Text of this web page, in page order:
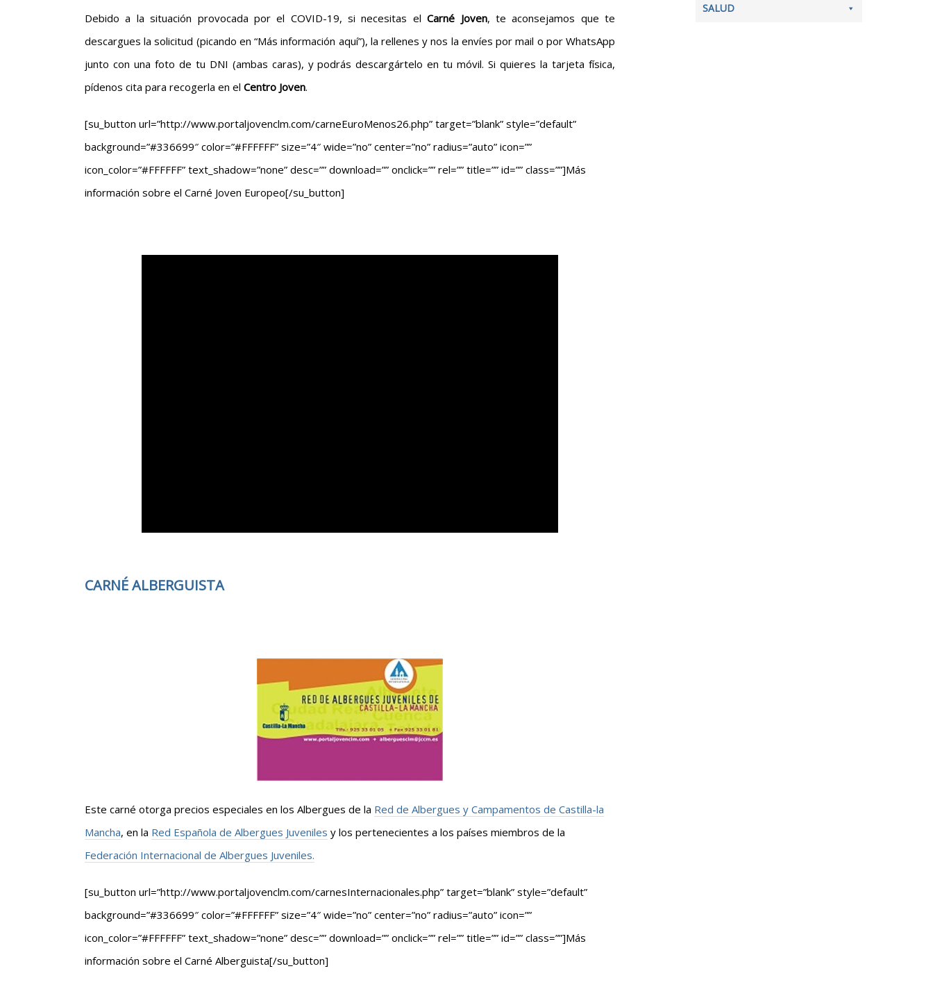
Debido a la situación provocada por el COVID-19, si necesitas elCarné Joven, te aconsejamos que te
descargues la solicitud (picando en “Más información aquí”), la rellenes y nos la envíes por mail o por WhatsApp
junto con una foto de tu DNI (ambas caras), y podrás descargártelo en tu móvil. Si quieres la tarjeta física,
pídenos cita para recogerla en el Centro Joven.
[su_button url=”http://www.portaljovenclm.com/carneEuroMenos26.php” target=”blank” style=”default”
background=”#336699″ color=”#FFFFFF” size=”4″ wide=”no” center=”no” radius=”auto” icon=””
icon_color=”#FFFFFF” text_shadow=”none” desc=”” download=”” onclick=”” rel=”” title=”” id=”” class=””]Más
información sobre el Carné Joven Europeo[/su_button]
CARNÉ ALBERGUISTA
Este carné otorga precios especiales en los Albergues de la Red de Albergues y Campamentos de Castilla-la
Mancha, en la Red Española de Albergues Juveniles y los pertenecientes a los países miembros de la
Federación Internacional de Albergues Juveniles.
[su_button url=”http://www.portaljovenclm.com/carnesInternacionales.php” target=”blank” style=”default”
background=”#336699″ color=”#FFFFFF” size=”4″ wide=”no” center=”no” radius=”auto” icon=””
icon_color=”#FFFFFF” text_shadow=”none” desc=”” download=”” onclick=”” rel=”” title=”” id=”” class=””]Más
información sobre el Carné Alberguista[/su_button]
SALUD